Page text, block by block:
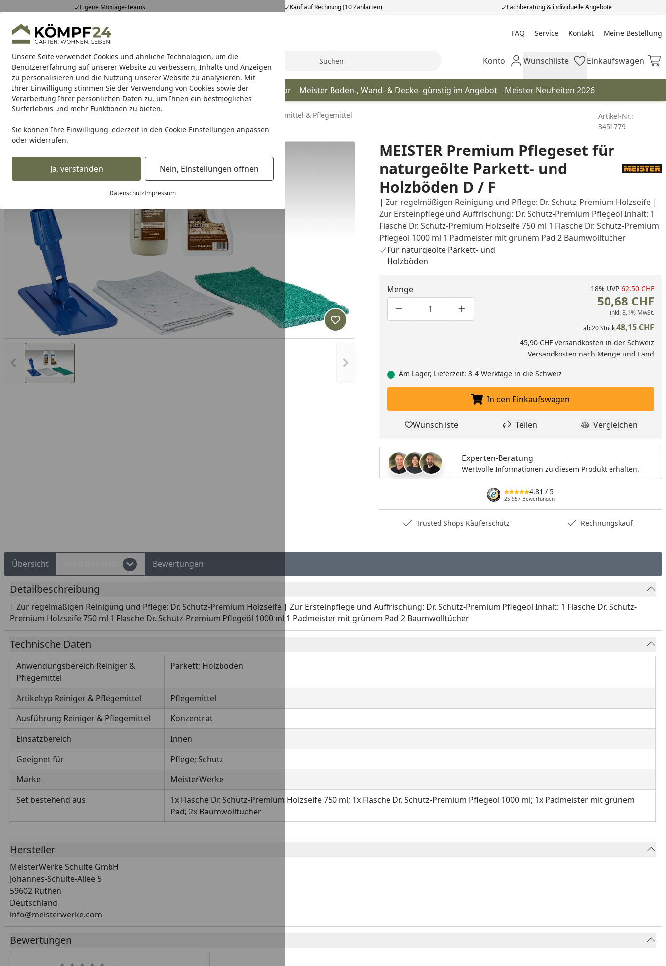
Unsere Seite verwendet Cookies und ähnliche Technologien, um die
Benutzererfahrung auf unserer Website zu verbessern, Inhalte und Anzeigen
zu personalisieren und die Nutzung unserer Website zu analysieren. Mit
Ihrer Einwilligung stimmen Sie der Verwendung von Cookies sowie der
Verarbeitung Ihrer persönlichen Daten zu, um Ihnen ein bestmögliches
Surferlebnis und mehr Funktionen zu bieten.
Sie können Ihre Einwilligung jederzeit in den Cookie-Einstellungen anpassen
oder widerrufen.
Ja, verstanden Nein, Einstellungen öffnen
DatenschutzImpressum
Eigene Montage-Teams Kauf auf Rechnung (10 Zahlarten) Fachberatung & individuelle Angebote
Hotline0 71 588 01 81
Mo-Fr. 8-16 Uhr 25.957 Bewertungen FAQ Service Kontakt Meine Bestellung
Meine Bestellung
Alle Produkte
Alle ProdukteHighlights Tipps & Tricks Suche Mein Konto
Konto Wunschliste
Wunschliste Einkaufswagen
Einkaufswagen
Meister Meister Böden Meister Paneele Leisten Meister Zubehör Meister Boden-, Wand- & Decke- günstig im Angebot Meister Neuheiten 2026
Startseite
Meister Reinigungsmittel & Pflegemittel
MEISTER Premium Pflegeset für naturgeölte Parkett- und Holzböden D / F
Artikel-Nr.:
3451779
Vorheriges Bild anzeigen Nächstes Bild anzeigen
Produkt zur Wunschliste hinzufügen
MEISTER Premium Pflegeset für
naturgeölte Parkett- und
Holzböden D / F
| Zur regelmäßigen Reinigung und Pflege: Dr. Schutz-Premium Holzseife |
Zur Ersteinpflege und Auffrischung: Dr. Schutz-Premium Pflegeöl Inhalt: 1
Flasche Dr. Schutz-Premium Holzseife 750 ml 1 Flasche Dr. Schutz-Premium
Pflegeöl 1000 ml 1 Padmeister mit grünem Pad 2 Baumwolltücher
Für naturgeölte Parkett- und
Holzböden
Menge
Produktmenge um eins verringern
Produktmenge manuell eingeben
Produktmenge um eins erhöhen
-18% UVP 62,50 CHF
50,68 CHF
inkl. 8,1% MwSt.
ab20Stück48,15 CHF
45,90 CHF Versandkosten in der Schweiz
Versandkosten nach Menge und Land
Am Lager, Lieferzeit: 3-4 Werktage in die Schweiz
In den Einkaufswagen legen
In den Einkaufswagen
Produkt zur Wunschliste hinzufügen
Wunschliste Teilen
Teilen Produkt
Vergleichen
Experten-Beratung
Wertvolle Informationen zu diesem Produkt erhalten.
4,81 / 5
25.957 Bewertungen
Trusted Shops Käuferschutz Rechnungskauf
Übersicht Bewertungen
Detailbeschreibung
| Zur regelmäßigen Reinigung und Pflege: Dr. Schutz-Premium Holzseife | Zur Ersteinpflege und Auffrischung: Dr. Schutz-Premium Pflegeöl Inhalt: 1 Flasche Dr. Schutz-
Premium Holzseife 750 ml 1 Flasche Dr. Schutz-Premium Pflegeöl 1000 ml 1 Padmeister mit grünem Pad 2 Baumwolltücher
Technische Daten
Anwendungsbereich Reiniger &
Pflegemittel
Parkett; Holzböden
Artikeltyp Reiniger & Pflegemittel
Pflegemittel
Ausführung Reiniger & Pflegemittel
Konzentrat
Einsatzbereich
Innen
Geeignet für
Pflege; Schutz
Marke
MeisterWerke
Set bestehend aus
1x Flasche Dr. Schutz-Premium Holzseife 750 ml; 1x Flasche Dr. Schutz-Premium Pflegeöl 1000 ml; 1x Padmeister mit grünem
Pad; 2x Baumwolltücher
Hersteller
MeisterWerke Schulte GmbH
Johannes-Schulte-Allee 5
59602 Rüthen
Deutschland
info@meisterwerke.com
Bewertungen